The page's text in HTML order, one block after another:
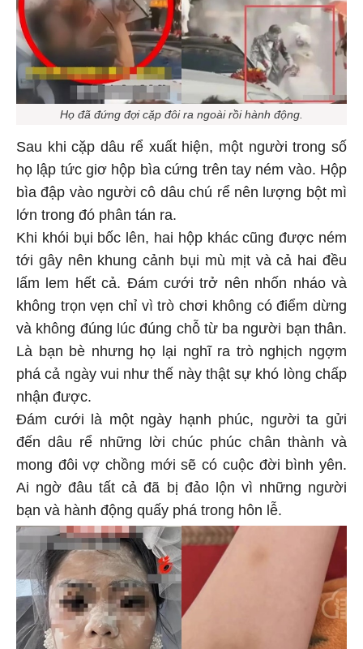
Họ đã đứng đợi cặp đôi ra ngoài rồi hành động.
Sau khi cặp dâu rể xuất hiện, một người trong số
họ lập tức giơ hộp bìa cứng trên tay ném vào. Hộp
bìa đập vào người cô dâu chú rể nên lượng bột mì
lớn trong đó phân tán ra.
Khi khói bụi bốc lên, hai hộp khác cũng được ném
tới gây nên khung cảnh bụi mù mịt và cả hai đều
lấm lem hết cả. Đám cưới trở nên nhốn nháo và
không trọn vẹn chỉ vì trò chơi không có điểm dừng
và không đúng lúc đúng chỗ từ ba người bạn thân.
Là bạn bè nhưng họ lại nghĩ ra trò nghịch ngợm
phá cả ngày vui như thế này thật sự khó lòng chấp
nhận được.
Đám cưới là một ngày hạnh phúc, người ta gửi
đến dâu rể những lời chúc phúc chân thành và
mong đôi vợ chồng mới sẽ có cuộc đời bình yên.
Ai ngờ đâu tất cả đã bị đảo lộn vì những người
bạn và hành động quấy phá trong hôn lễ.